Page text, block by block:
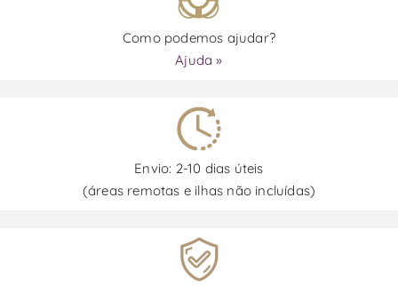
Como podemos ajudar?
Ajuda »
Envio: 2-10 dias úteis
(áreas remotas e ilhas não incluídas)